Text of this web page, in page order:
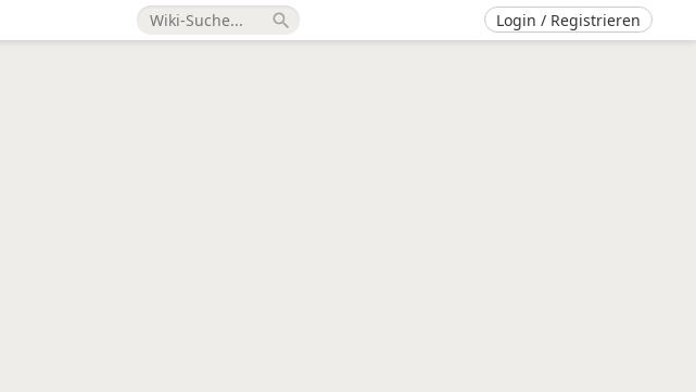
search Login / Registrieren